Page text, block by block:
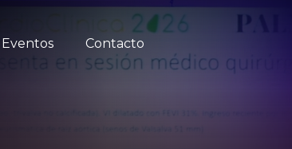
Eventos Contacto